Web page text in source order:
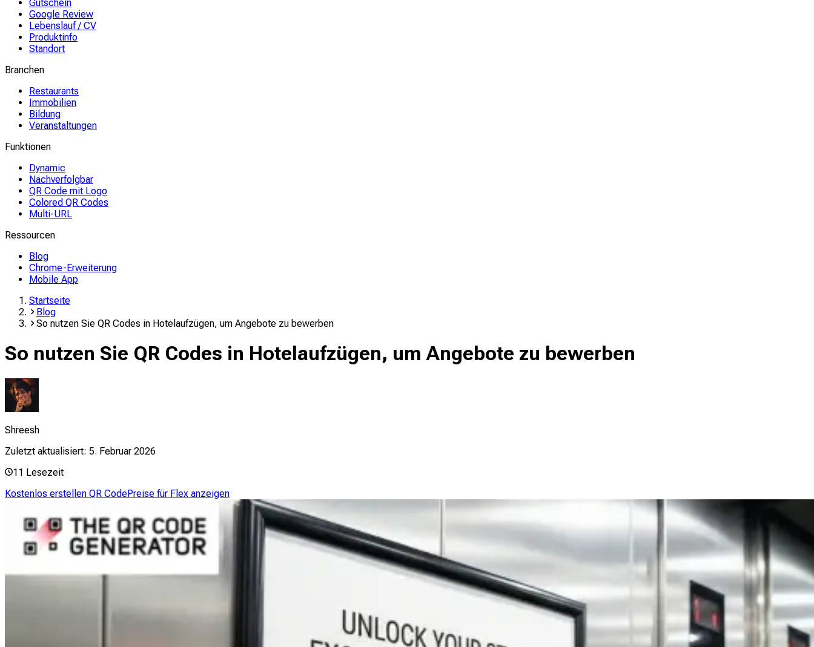
Gutschein
Google Review
Lebenslauf / CV
Produktinfo
Standort
Branchen
Restaurants
Immobilien
Bildung
Veranstaltungen
Funktionen
Dynamic
Nachverfolgbar
QR Code mit Logo
Colored QR Codes
Multi-URL
Ressourcen
Blog
Chrome-Erweiterung
Mobile App
Startseite
Blog
So nutzen Sie QR Codes in Hotelaufzügen, um Angebote zu bewerben
So nutzen Sie QR Codes in Hotelaufzügen, um Angebote zu bewerben
Shreesh
Zuletzt aktualisiert: 5. Februar 2026
11 Lesezeit
Kostenlos erstellen QR CodePreise für Flex anzeigen